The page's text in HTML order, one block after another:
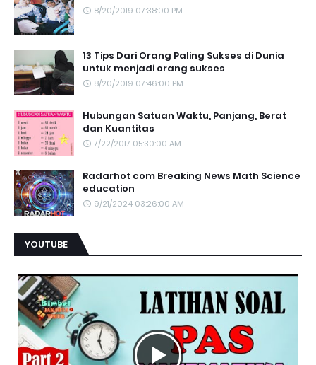
8/20/2019 07:38:00 PM
13 Tips Dari Orang Paling Sukses di Dunia
untuk menjadi orang sukses
8/20/2019 07:46:00 PM
Hubungan Satuan Waktu, Panjang, Berat
dan Kuantitas
7/22/2017 05:30:00 AM
Radarhot com Breaking News Math Science
education
9/21/2024 03:26:00 AM
YOUTUBE